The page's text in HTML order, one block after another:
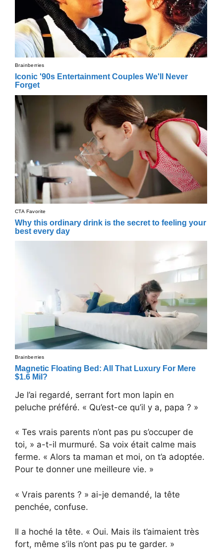
Je l’ai regardé, serrant fort mon lapin en
peluche préféré. « Qu’est-ce qu’il y a, papa ? »
« Tes vrais parents n’ont pas pu s’occuper de
toi, » a-t-il murmuré. Sa voix était calme mais
ferme. « Alors ta maman et moi, on t’a adoptée.
Pour te donner une meilleure vie. »
« Vrais parents ? » ai-je demandé, la tête
penchée, confuse.
Il a hoché la tête. « Oui. Mais ils t’aimaient très
fort, même s’ils n’ont pas pu te garder. »